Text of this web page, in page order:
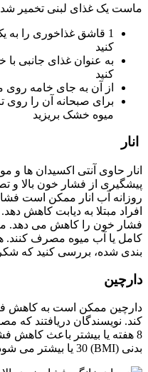
ماست یک غذای لبنی تخمیر
1 قاشق غذاخوری را
کنید
به عنوان غذای جانبی
کنید
از آن به جای خامه روی
برای صبحانه آن را روی
میوه خشک بریزید
انار
انار حاوی آنتی اکسیدان ها
پیشگیری از فشار خون بالا
روزانه آب انار ممکن است
افراد مبتلا به دیابت کاهش
فشار خون را کاهش می دهد.
کامل یا آب میوه مصرف کنند.
بندی شده، بررسی کنید که
دارچین
دارچین ممکن است به کاهش
8 هفته یا بیشتر باعث کاهش
بدنی (BMI) 30 یا بیشتر می شود.